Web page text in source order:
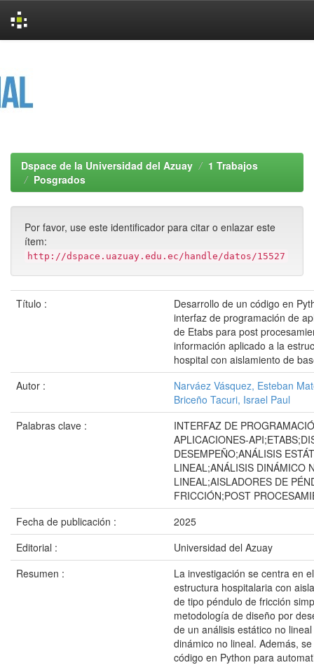
Dspace de la Universidad del Azuay
1 Trabajos
Posgrados
Por favor, use este identificador para citar o enlazar este
ítem:
http://dspace.uazuay.edu.ec/handle/datos/15527
Título :
Desarrollo de un código en
interfaz de programación de
de Etabs para post
información aplicado a la
hospital con aislamiento de
Autor :
Narváez Vásquez, Esteban
Briceño Tacuri, Israel Paul
Palabras clave :
INTERFAZ DE
APLICACIONES-
DESEMPEÑO;ANÁLISIS
LINEAL;ANÁLISIS DINÁMICO
LINEAL;AISLADORES DE
FRICCIÓN;POST
Fecha de publicación :
2025
Editorial :
Universidad del Azuay
Resumen :
La investigación se centra en
estructura hospitalaria con
de tipo péndulo de fricción
metodología de diseño por
de un análisis estático no
dinámico no lineal. Además,
código en Python para